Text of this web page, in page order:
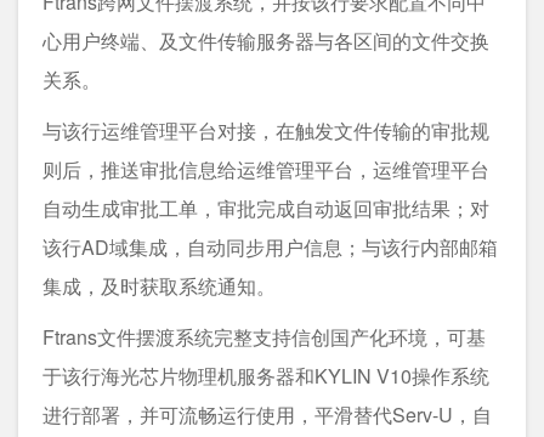
心用户终端、及文件传输服务器与各区间的文件交换
关系。
与该行运维管理平台对接，在触发文件传输的审批规
则后，推送审批信息给运维管理平台，运维管理平台
自动生成审批工单，审批完成自动返回审批结果；对
该行AD域集成，自动同步用户信息；与该行内部邮箱
集成，及时获取系统通知。
Ftrans文件摆渡系统完整支持信创国产化环境，可基
于该行海光芯片物理机服务器和KYLIN V10操作系统
进行部署，并可流畅运行使用，平滑替代Serv-U，自